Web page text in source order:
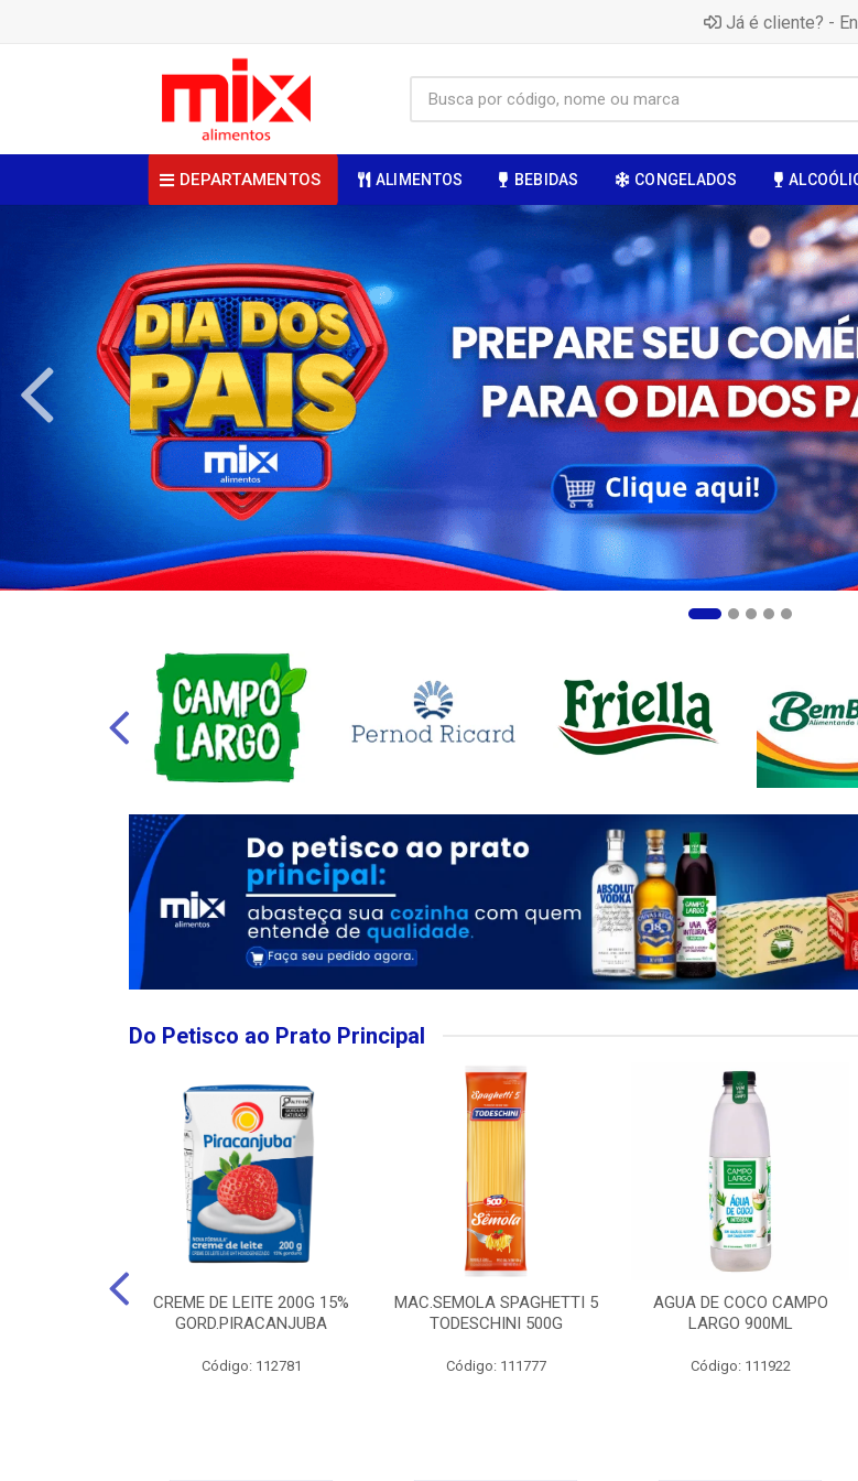
Já é cliente? -
DEPARTAMENTOS ALIMENTOS BEBIDAS CONGELADOS
Do Petisco ao Prato Principal
CREME DE LEITE 200G 15%
GORD.PIRACANJUBA
Código: 112781
MAC.SEMOLA SPAGHETTI 5
TODESCHINI 500G
Código: 111777
AGUA DE COCO CAMPO
LARGO 900ML
Código: 111922